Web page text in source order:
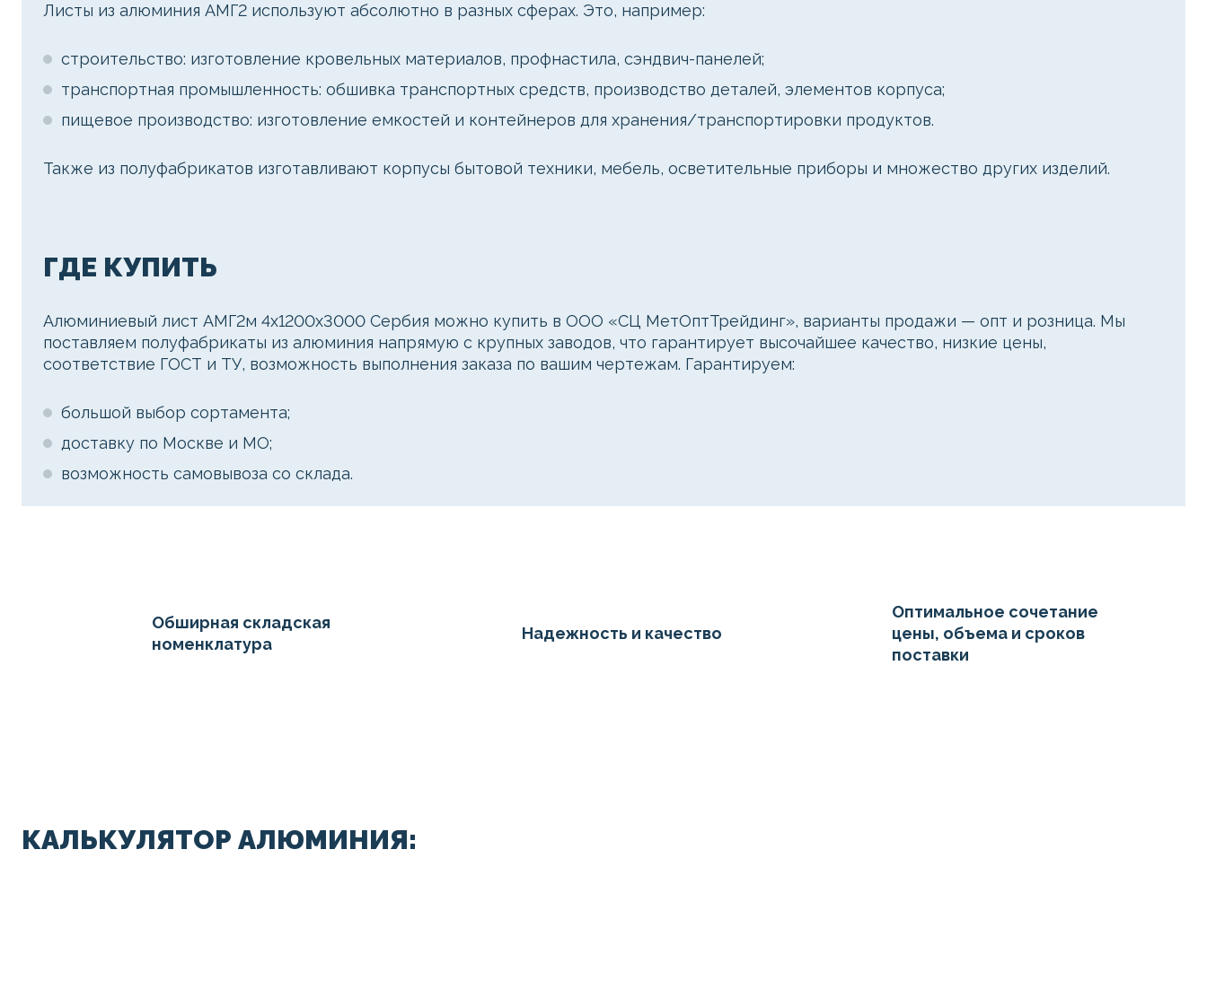
Листы из алюминия АМГ2 используют абсолютно в разных сферах. Это, например:
строительство: изготовление кровельных материалов, профнастила, сэндвич-панелей;
транспортная промышленность: обшивка транспортных средств, производство деталей, элементов корпуса;
пищевое производство: изготовление емкостей и контейнеров для хранения/транспортировки продуктов.
Также из полуфабрикатов изготавливают корпусы бытовой техники, мебель, осветительные приборы и множество других изделий.
ГДЕ КУПИТЬ
Алюминиевый лист АМГ2м 4х1200х3000 Сербия можно купить в ООО «СЦ МетОптТрейдинг», варианты продажи — опт и розница. Мы
поставляем полуфабрикаты из алюминия напрямую с крупных заводов, что гарантирует высочайшее качество, низкие цены,
соответствие ГОСТ и ТУ, возможность выполнения заказа по вашим чертежам. Гарантируем:
большой выбор сортамента;
доставку по Москве и МО;
возможность самовывоза со склада.
Обширная складская
номенклатура
Надежность и качество
Оптимальное сочетание
цены, объема и сроков
поставки
КАЛЬКУЛЯТОР АЛЮМИНИЯ: